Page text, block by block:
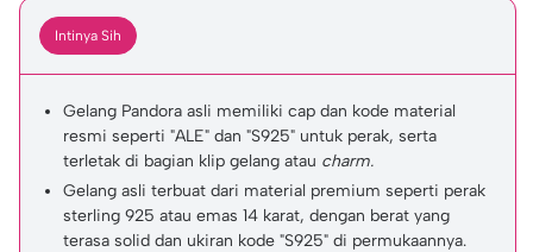
Intinya Sih
Gelang Pandora asli memiliki cap dan kode material
resmi seperti "ALE" dan "S925" untuk perak, serta
terletak di bagian klip gelang atau charm.
Gelang asli terbuat dari material premium seperti perak
sterling 925 atau emas 14 karat, dengan berat yang
terasa solid dan ukiran kode "S925" di permukaannya.